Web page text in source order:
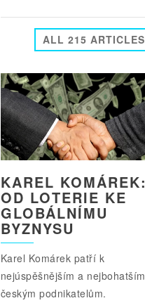
ALL 215 ARTICLES
KAREL KOMÁREK:
OD LOTERIE KE
GLOBÁLNÍMU
BYZNYSU
Karel Komárek patří k
nejúspěšnějším a nejbohatším
českým podnikatelům.